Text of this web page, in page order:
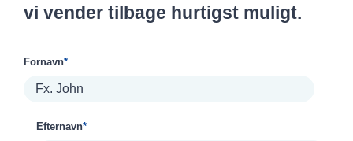
vi vender tilbage hurtigst muligt.
Fornavn*
Efternavn*